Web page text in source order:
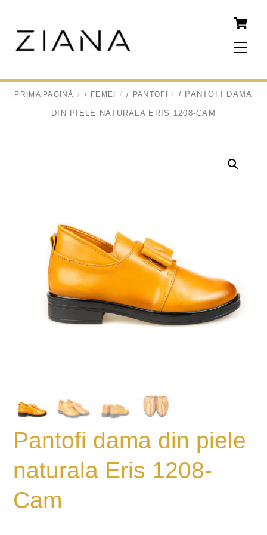
content
PRIMA PAGINĂ / FEMEI / PANTOFI / PANTOFI DAMA
DIN PIELE NATURALA ERIS 1208-CAM
Pantofi dama din piele
naturala Eris 1208-
Cam